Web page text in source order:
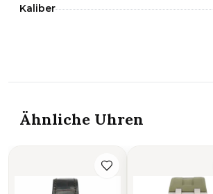
Kaliber
Ähnliche Uhren